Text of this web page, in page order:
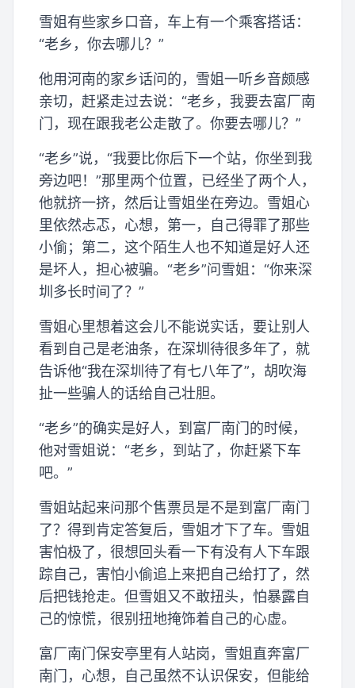
雪姐有些家乡口音，车上有一个乘客搭话：
“老乡，你去哪儿？”
他用河南的家乡话问的，雪姐一听乡音颇感
亲切，赶紧走过去说：“老乡，我要去富厂南
门，现在跟我老公走散了。你要去哪儿？”
“老乡”说，“我要比你后下一个站，你坐到我
旁边吧！”那里两个位置，已经坐了两个人，
他就挤一挤，然后让雪姐坐在旁边。雪姐心
里依然忐忑，心想，第一，自己得罪了那些
小偷；第二，这个陌生人也不知道是好人还
是坏人，担心被骗。“老乡”问雪姐：“你来深
圳多长时间了？”
雪姐心里想着这会儿不能说实话，要让别人
看到自己是老油条，在深圳待很多年了，就
告诉他“我在深圳待了有七八年了”，胡吹海
扯一些骗人的话给自己壮胆。
“老乡”的确实是好人，到富厂南门的时候，
他对雪姐说：“老乡，到站了，你赶紧下车
吧。”
雪姐站起来问那个售票员是不是到富厂南门
了？得到肯定答复后，雪姐才下了车。雪姐
害怕极了，很想回头看一下有没有人下车跟
踪自己，害怕小偷追上来把自己给打了，然
后把钱抢走。但雪姐又不敢扭头，怕暴露自
己的惊慌，很别扭地掩饰着自己的心虚。
富厂南门保安亭里有人站岗，雪姐直奔富厂
南门，心想，自己虽然不认识保安，但能给